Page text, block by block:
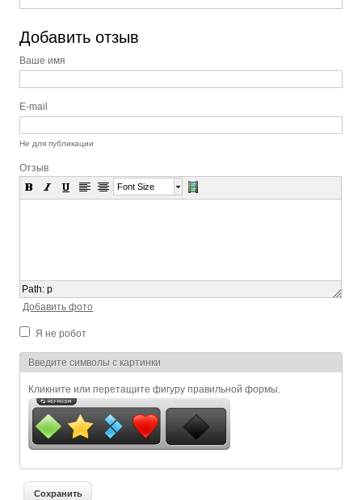
Добавить отзыв
Ваше имя
E-mail
Не для публикации
Отзыв
Font Size
Path:p
Добавить фото
Я не робот
Я спамер
Введите символы с картинки
Кликните или перетащите фигуру правильной формы.